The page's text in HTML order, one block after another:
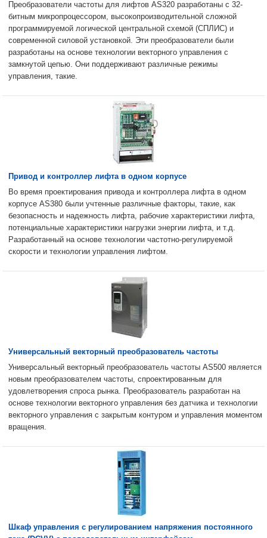
Преобразователи частоты для лифтов AS320 разработаны с 32-
битным микропроцессором, высокопроизводительной сложной
программируемой логической центральной схемой (СПЛИС) и
современной силовой установкой. Эти преобразователи были
разработаны на основе технологии векторного управления с
замкнутой цепью. Они поддерживают различные режимы
управления, такие.
Привод и контроллер лифта в одном корпусе
Во время проектирования привода и контроллера лифта в одном
корпусе AS380 были учтенные различные факторы, такие, как
безопасность и надежность лифта, рабочие характеристики лифта,
потенциальные характеристики нагрузки энергии лифта, и т.д.
Разработанный на основе технологии частотно-регулируемой
скорости и технологии управления лифтом.
Универсальный векторный преобразователь частоты
Универсальный векторный преобразователь частоты AS500 является
новым преобразователем частоты, спроектированным для
удовлетворения спроса рынка. Преобразователь разработан на
основе технологии векторного управления без датчика и технологии
векторного управления с закрытым контуром и управления моментом
вращения.
Шкаф управления с регулированием напряжения постоянного